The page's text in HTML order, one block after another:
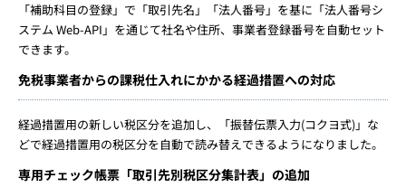
「補助科目の登録」で「取引先名」「法人番号」を基に「法人番号シ
ステム Web-API」を通じて社名や住所、事業者登録番号を自動セット
できます。
免税事業者からの課税仕入れにかかる経過措置への対応
経過措置用の新しい税区分を追加し、「振替伝票入力(コクヨ式)」な
どで経過措置用の税区分を自動で読み替えできるようになりました。
専用チェック帳票「取引先別税区分集計表」の追加